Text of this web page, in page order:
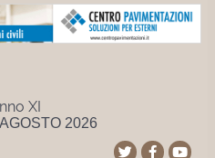
XI
2026